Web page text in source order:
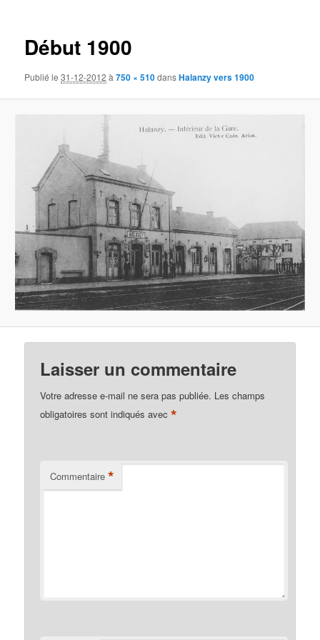
Début 1900
Publié le31-12-2012 à750 × 510dansHalanzy vers 1900
Laisser un commentaire
Votre adresse e-mail ne sera pas publiée. Les champs
obligatoires sont indiqués avec*
Commentaire *